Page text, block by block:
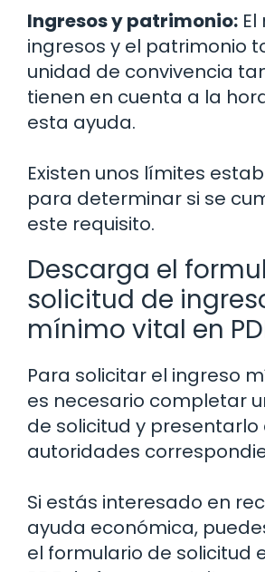
Ingresos y patrimonio:
ingresos y el patrimonio
unidad de convivencia
tienen en cuenta a la
esta ayuda.
Existen unos límites
para determinar si se
este requisito.
Descarga el
solicitud de
mínimo vital en
Para solicitar el ingreso
es necesario completar
de solicitud y presentarlo
autoridades
Si estás interesado en
ayuda económica,
el formulario de solicitud